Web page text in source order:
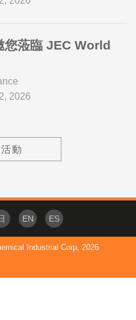
您蒞臨 JEC World
2026
動
EN ES
Industrial Corp, 2026